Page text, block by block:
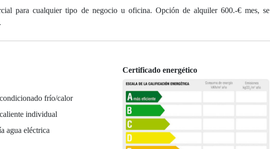
para cualquier tipo de negocio u oficina. Opción de alquiler 600.-€ mes, se
frío/calor
individual
agua eléctrica
Certificado energético